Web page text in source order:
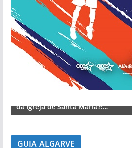
da Igreja de Santa Maria?!…
GUIA ALGARVE